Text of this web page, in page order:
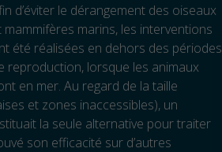
d’éviter le dérangement des oiseaux
mammifères marins, les interventions
été réalisées en dehors des périodes
reproduction, lorsque les animaux
en mer. Au regard de la taille
et zones inaccessibles), un
la seule alternative pour traiter
son efficacité sur d’autres